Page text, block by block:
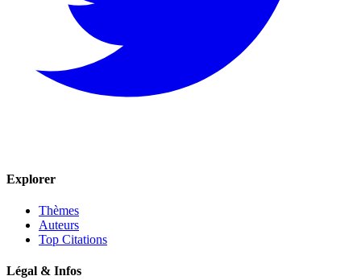
Explorer
Thèmes
Auteurs
Top Citations
Légal & Infos